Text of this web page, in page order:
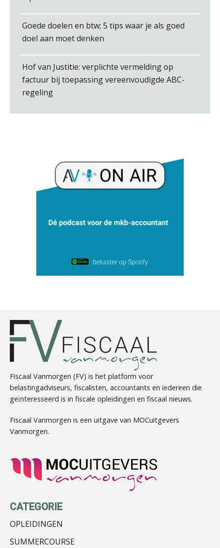
Marja van den Oetelaar
Jan Mooren
Hans Tabak
Albert Heeling
Goede doelen en btw; 5 tips waar je als goed
doel aan moet denken
Hof van Justitie: verplichte vermelding op
factuur bij toepassing vereenvoudigde ABC-
regeling
Fiscaal Vanmorgen (FV) is het platform voor
belastingadviseurs, fiscalisten, accountants en iedereen die
geïnteresseerd is in fiscale opleidingen en fiscaal nieuws.
Fiscaal Vanmorgen is een uitgave van MOCuitgevers
Vanmorgen.
CATEGORIE
OPLEIDINGEN
SUMMERCOURSE